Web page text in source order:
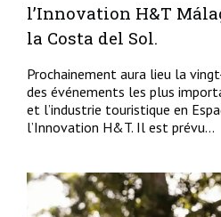
l’Innovation H&T
la Costa del Sol.
Prochainement aura lieu la
des événements les plus
et l’industrie touristique en
l’Innovation H&T. Il est prévu...